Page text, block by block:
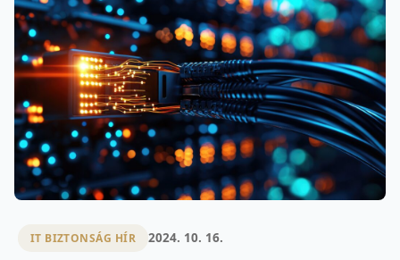
IT BIZTONSÁG HÍR 2024. 10. 16.